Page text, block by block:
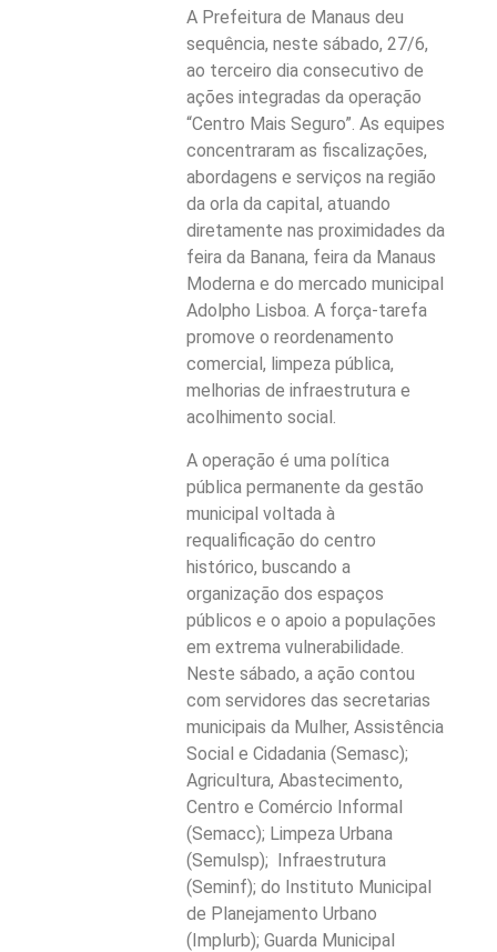
A Prefeitura de Manaus deu
sequência, neste sábado, 27/6,
ao terceiro dia consecutivo de
ações integradas da operação
“Centro Mais Seguro”. As equipes
concentraram as fiscalizações,
abordagens e serviços na região
da orla da capital, atuando
diretamente nas proximidades da
feira da Banana, feira da Manaus
Moderna e do mercado municipal
Adolpho Lisboa. A força-tarefa
promove o reordenamento
comercial, limpeza pública,
melhorias de infraestrutura e
acolhimento social.
A operação é uma política
pública permanente da gestão
municipal voltada à
requalificação do centro
histórico, buscando a
organização dos espaços
públicos e o apoio a populações
em extrema vulnerabilidade.
Neste sábado, a ação contou
com servidores das secretarias
municipais da Mulher, Assistência
Social e Cidadania (Semasc);
Agricultura, Abastecimento,
Centro e Comércio Informal
(Semacc); Limpeza Urbana
(Semulsp); Infraestrutura
(Seminf); do Instituto Municipal
de Planejamento Urbano
(Implurb); Guarda Municipal